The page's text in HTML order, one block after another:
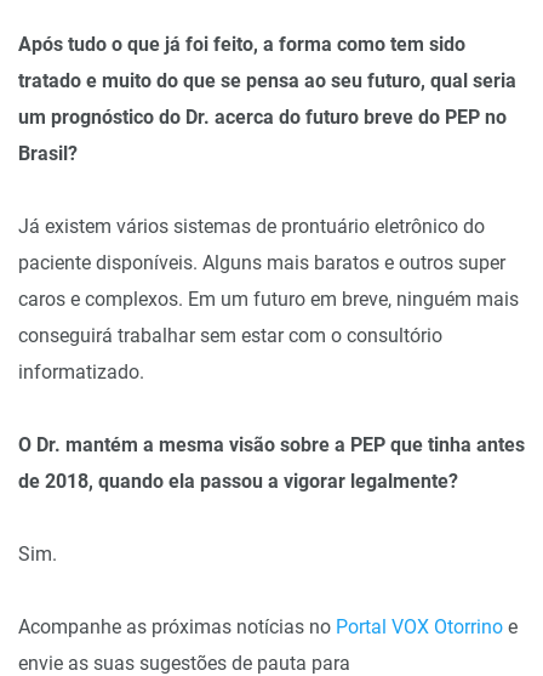
Após tudo o que já foi feito, a forma como tem sido
tratado e muito do que se pensa ao seu futuro, qual seria
um prognóstico do Dr. acerca do futuro breve do PEP no
Brasil?
Já existem vários sistemas de prontuário eletrônico do
paciente disponíveis. Alguns mais baratos e outros super
caros e complexos. Em um futuro em breve, ninguém mais
conseguirá trabalhar sem estar com o consultório
informatizado.
O Dr. mantém a mesma visão sobre a PEP que tinha antes
de 2018, quando ela passou a vigorar legalmente?
Sim.
Acompanhe as próximas notícias no Portal VOX Otorrino e
envie as suas sugestões de pauta para